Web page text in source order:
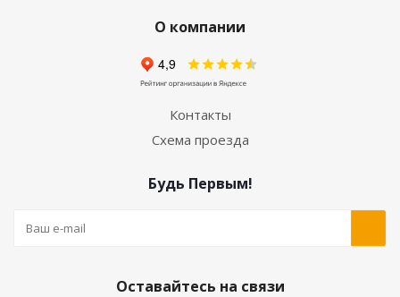
О компании
Контакты
Схема проезда
Будь Первым!
Оставайтесь на связи